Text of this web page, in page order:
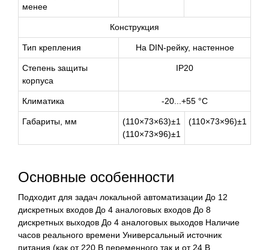
менее
Конструкция
Тип крепления На DIN-рейку, настенное
Степень защиты
корпуса
IP20
Климатика -20...+55 °С
Габариты, мм
(110×73×63)±1
(110×73×96)±1
(110×73×96)±1
Основные особенности
Подходит для задач локальной автоматизации До 12
дискретных входов До 4 аналоговых входов До 8
дискретных выходов До 4 аналоговых выходов Наличие
часов реального времени Универсальный источник
питания (как от 220 В переменного так и от 24 В